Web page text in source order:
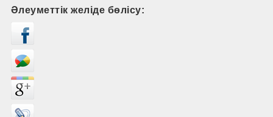
Әлеуметтік желіде бөлісу: